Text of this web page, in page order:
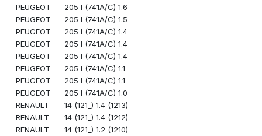
PEUGEOT
205 I (741A/C) 1.6
PEUGEOT
205 I (741A/C) 1.5
PEUGEOT
205 I (741A/C) 1.4
PEUGEOT
205 I (741A/C) 1.4
PEUGEOT
205 I (741A/C) 1.4
PEUGEOT
205 I (741A/C) 1.1
PEUGEOT
205 I (741A/C) 1.1
PEUGEOT
205 I (741A/C) 1.0
RENAULT
14 (121_) 1.4 (1213)
RENAULT
14 (121_) 1.4 (1212)
RENAULT
14 (121_) 1.2 (1210)